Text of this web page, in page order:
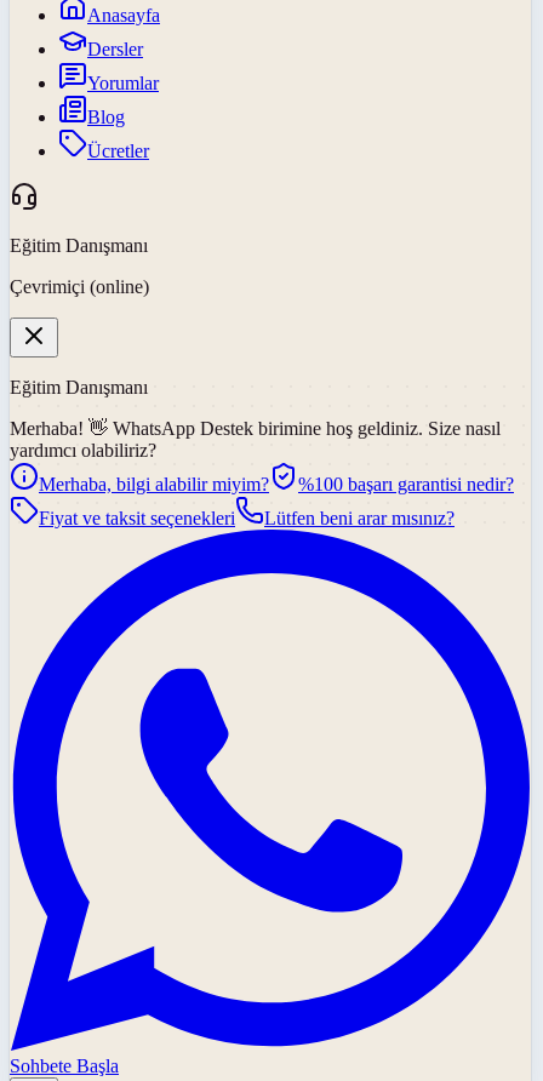
Anasayfa
Dersler
Yorumlar
Blog
Ücretler
Eğitim Danışmanı
Çevrimiçi (online)
Eğitim Danışmanı
Merhaba! 👋 WhatsApp Destek birimine hoş geldiniz. Size nasıl
yardımcı olabiliriz?
Merhaba, bilgi alabilir miyim?
%100 başarı garantisi nedir?
Fiyat ve taksit seçenekleri
Lütfen beni arar mısınız?
Sohbete Başla